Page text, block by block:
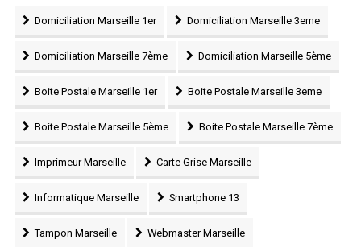
Domiciliation Marseille 1er Domiciliation Marseille 3eme
Domiciliation Marseille 7ème Domiciliation Marseille 5ème
Boite Postale Marseille 1er Boite Postale Marseille 3eme
Boite Postale Marseille 5ème Boite Postale Marseille 7ème
Imprimeur Marseille Carte Grise Marseille
Informatique Marseille Smartphone 13
Tampon Marseille Webmaster Marseille